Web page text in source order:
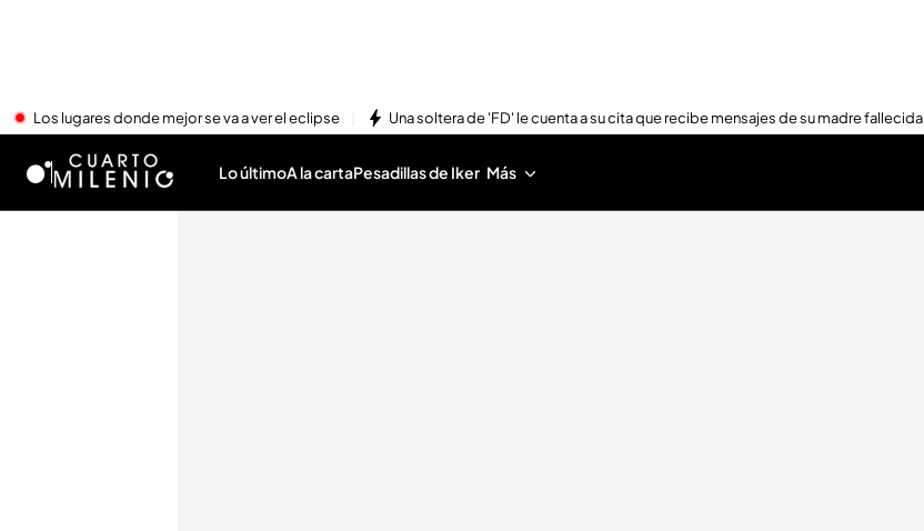
Los lugares donde mejor se va a ver el eclipse Una soltera de 'FD' le cuenta a su cita que recibe mensajes de su madre fallecida
Lo últimoA la cartaPesadillas de Iker Más